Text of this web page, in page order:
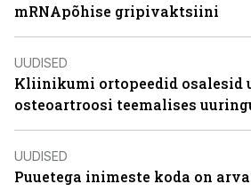
mRNApõhise gripivaktsiini
UUDISED
Kliinikumi ortopeedid osalesid
osteoartroosi teemalises
UUDISED
Puuetega inimeste koda on